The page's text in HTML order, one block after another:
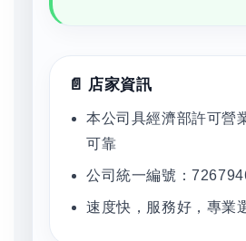
📄 店家資訊
本公司具經濟部許可營
可靠
公司統一編號：
速度快，服務好，專業